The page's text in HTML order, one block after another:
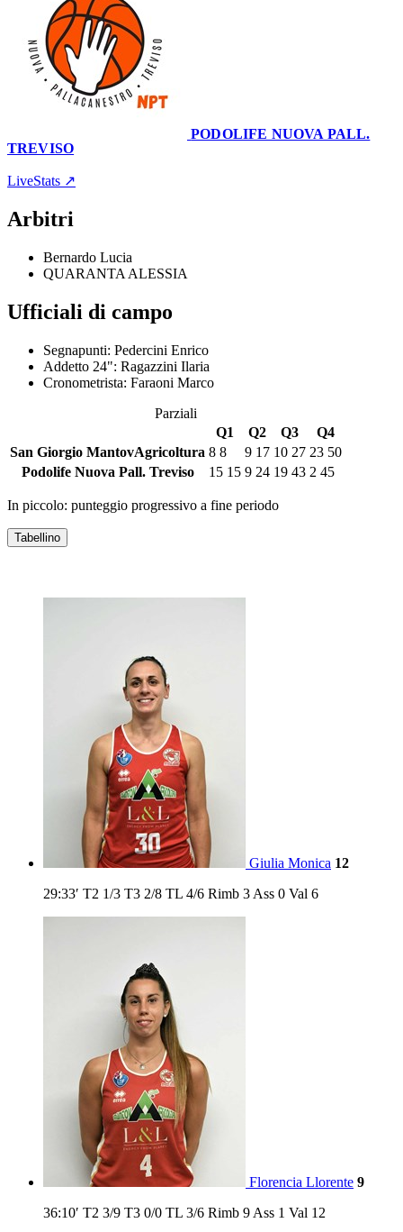
PODOLIFE NUOVA PALL.
TREVISO
LiveStats ↗
Arbitri
Bernardo Lucia
QUARANTA ALESSIA
Ufficiali di campo
Segnapunti: Pedercini Enrico
Addetto 24": Ragazzini Ilaria
Cronometrista: Faraoni Marco
Parziali
Q1
Q2 Q3
Q4
San Giorgio MantovAgricoltura 8 8 9 17 10 27 23 50
Podolife Nuova Pall. Treviso
15 15 9 24 19 43 2 45
In piccolo: punteggio progressivo a fine periodo
Tabellino
Giulia Monica 12
29:33′ T2 1/3 T3 2/8 TL 4/6 Rimb 3 Ass 0 Val 6
Florencia Llorente 9
36:10′ T2 3/9 T3 0/0 TL 3/6 Rimb 9 Ass 1 Val 12